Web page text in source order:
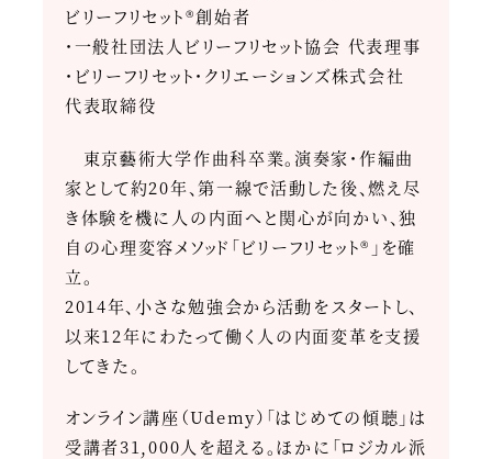
ビリーフリセット®創始者
・一般社団法人ビリーフリセット協会 代表理事
・ビリーフリセット・クリエーションズ株式会社
代表取締役
東京藝術大学作曲科卒業。演奏家・作編曲
家として約20年、第一線で活動した後、燃え尽
き体験を機に人の内面へと関心が向かい、独
自の心理変容メソッド「ビリーフリセット®」を確
立。
2014年、小さな勉強会から活動をスタートし、
以来12年にわたって働く人の内面変革を支援
してきた。
オンライン講座（Udemy）「はじめての傾聴」は
受講者31,000人を超える。ほかに「ロジカル派